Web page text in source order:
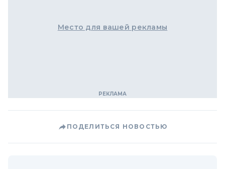
Место для вашей рекламы
ПОДЕЛИТЬСЯ НОВОСТЬЮ